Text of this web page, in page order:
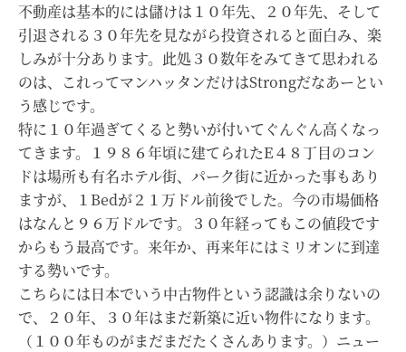
不動産は基本的には儲けは１０年先、２０年先、そして
引退される３０年先を見ながら投資されると面白み、楽
しみが十分あります。此処３０数年をみてきて思われる
のは、これってマンハッタンだけはStrongだなあーとい
う感じです。
特に１０年過ぎてくると勢いが付いてぐんぐん高くなっ
てきます。１９８６年頃に建てられたE４８丁目のコン
ドは場所も有名ホテル街、パーク街に近かった事もあり
ますが、１Bedが２１万ドル前後でした。今の市場価格
はなんと９６万ドルです。３０年経ってもこの値段です
からもう最高です。来年か、再来年にはミリオンに到達
する勢いです。
こちらには日本でいう中古物件という認識は余りないの
で、２０年、３０年はまだ新築に近い物件になります。
（１００年ものがまだまだたくさんあります。）ニュー